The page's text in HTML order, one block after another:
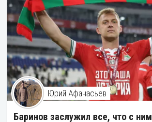
Юрий Афанасьев
Баринов заслужил все, что с ним